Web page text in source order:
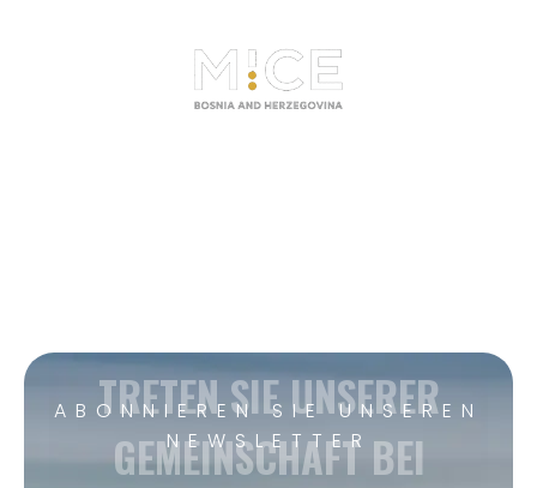
ABONNIEREN SIE UNSEREN
NEWSLETTER
TRETEN SIE UNSERER
GEMEINSCHAFT BEI